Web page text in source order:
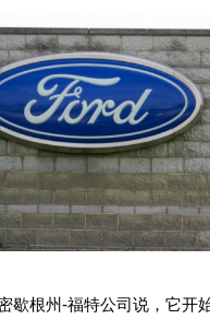
歇根州-福特公司说，它开